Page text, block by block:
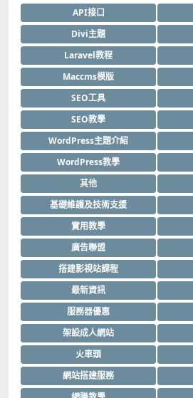
API接口
Divi主題
Laravel教程
Maccms模版
SEO工具
SEO教學
WordPress主題介紹
WordPress教學
其他
基礎維護及技術支援
實用教學
廣告聯盟
搭建影視站課程
最新資訊
服務器優惠
架設成人網站
火車頭
網站搭建服務